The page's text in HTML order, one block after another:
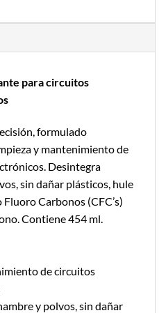
para circuitos
formulado
y mantenimiento de
Desintegra
sin dañar plásticos, hule
Carbonos (CFC’s)
Contiene 454 ml.
de circuitos
y polvos, sin dañar